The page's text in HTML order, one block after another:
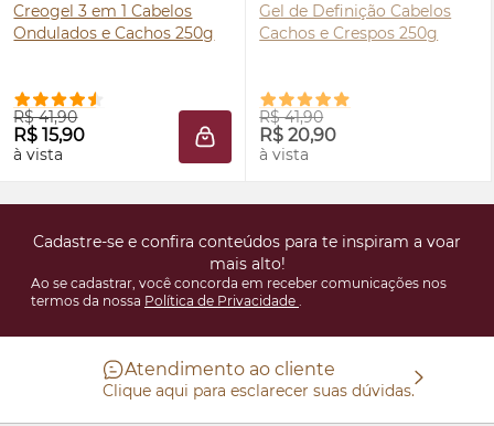
Creogel 3 em 1 Cabelos
Ondulados e Cachos 250g
R$ 41,90
R$ 15,90
à vista ADICIONAR À SACOLA
Gel de Definição Cabelos
Cachos e Crespos 250g
R$ 41,90
R$ 20,90
à vista
Cadastre-se e confira conteúdos para te inspiram a voar
mais alto!
Ao se cadastrar, você concorda em receber comunicações nos
termos da nossa Política de Privacidade .
Atendimento ao cliente
Clique aqui para esclarecer suas dúvidas.